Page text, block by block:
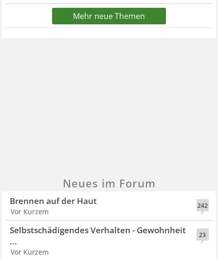
Mehr neue Themen
Neues im Forum
242
Brennen auf der Haut
Vor Kurzem
23
Selbstschädigendes Verhalten - Gewohnheit
...
Vor Kurzem